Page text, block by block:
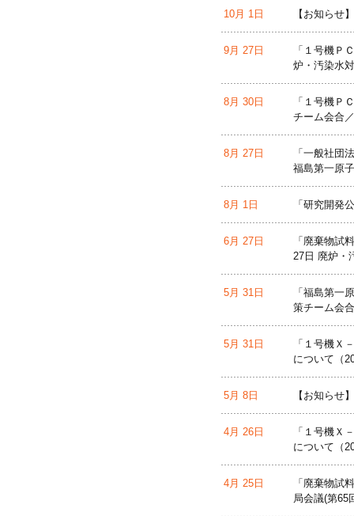
10月 1日 【お知らせ
9月 27日
「１号機Ｐ
炉・汚染水
8月 30日
「１号機Ｐ
チーム会合
8月 27日
「一般社団
福島第一原
8月 1日 「研究開発
6月 27日
「廃棄物試
27日 廃炉・
5月 31日
「福島第一
策チーム会
5月 31日
「１号機Ｘ
について（
5月 8日 【お知らせ
4月 26日
「１号機Ｘ
について（
4月 25日
「廃棄物試
局会議(第65